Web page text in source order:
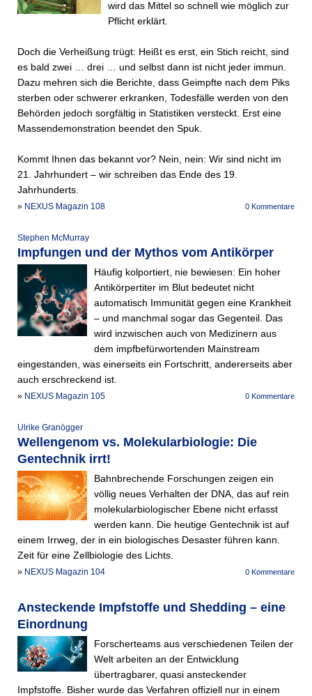
wird das Mittel so schnell wie möglich zur
Pflicht erklärt.
Doch die Verheißung trügt: Heißt es erst, ein Stich reicht, sind
es bald zwei … drei … und selbst dann ist nicht jeder immun.
Dazu mehren sich die Berichte, dass Geimpfte nach dem Piks
sterben oder schwerer erkranken, Todesfälle werden von den
Behörden jedoch sorgfältig in Statistiken versteckt. Erst eine
Massendemonstration beendet den Spuk.
Kommt Ihnen das bekannt vor? Nein, nein: Wir sind nicht im
21. Jahrhundert – wir schreiben das Ende des 19.
Jahrhunderts.
0 Kommentare
» NEXUS Magazin 108
Stephen McMurray
Impfungen und der Mythos vom Antikörper
Häufig kolportiert, nie bewiesen: Ein hoher
Antikörpertiter im Blut bedeutet nicht
automatisch Immunität gegen eine Krankheit
– und manchmal sogar das Gegenteil. Das
wird inzwischen auch von Medizinern aus
dem impfbefürwortenden Mainstream
eingestanden, was einerseits ein Fortschritt, andererseits aber
auch erschreckend ist.
0 Kommentare
» NEXUS Magazin 105
Ulrike Granögger
Wellengenom vs. Molekularbiologie: Die
Gentechnik irrt!
Bahnbrechende Forschungen zeigen ein
völlig neues Verhalten der DNA, das auf rein
molekularbiologischer Ebene nicht erfasst
werden kann. Die heutige Gentechnik ist auf
einem Irrweg, der in ein biologisches Desaster führen kann.
Zeit für eine Zellbiologie des Lichts.
0 Kommentare
» NEXUS Magazin 104
Ansteckende Impfstoffe und Shedding – eine
Einordnung
Forscherteams aus verschiedenen Teilen der
Welt arbeiten an der Entwicklung
übertragbarer, quasi ansteckender
Impfstoffe. Bisher wurde das Verfahren offiziell nur in einem